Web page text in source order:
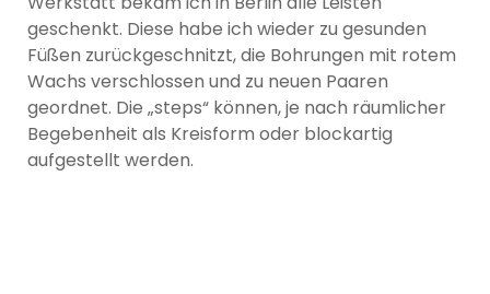
geschenkt. Diese habe ich wieder zu gesunden
Füßen zurückgeschnitzt, die Bohrungen mit rotem
Wachs verschlossen und zu neuen Paaren
geordnet. Die „steps“ können, je nach räumlicher
Begebenheit als Kreisform oder blockartig
aufgestellt werden.